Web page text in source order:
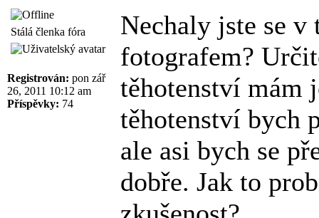
Stálá členka fóra
Registrován: pon zář
26, 2011 10:12 am
Příspěvky: 74
Nechaly jste se
fotografem?
těhotenství mám
těhotenství bych
ale asi bych se
dobře. Jak to